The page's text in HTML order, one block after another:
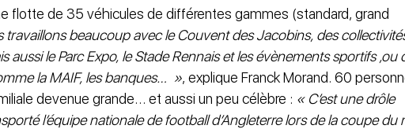
flotte de 35 véhicules de différentes gammes (standard, grand
travaillons beaucoup avec le Couvent des Jacobins, des
aussi le Parc Expo, le Stade Rennais et les évènements sportifs ,ou
la MAIF, les banques… », explique Franck Morand. 60
devenue grande… et aussi un peu célèbre : « C’est une drôle
l’équipe nationale de football d’Angleterre lors de la coupe du